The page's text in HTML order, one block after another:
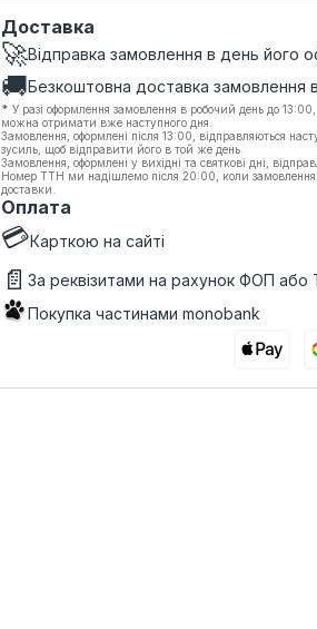
Доставка
🚀Відправка замовлення в день його
🚚Безкоштовна доставка замовлення
* У разі оформлення замовлення в робочий день до
можна отримати вже наступного дня.
Замовлення, оформлені після 13:00, відправляються
зусиль, щоб відправити його в той же день.
Замовлення, оформлені у вихідні та святкові дні,
Номер ТТН ми надішлемо після 20:00, коли замовлення
доставки.
Оплата
💳Карткою на сайті
📄 За реквізитами на рахунок ФОП або
Покупка частинами monobank